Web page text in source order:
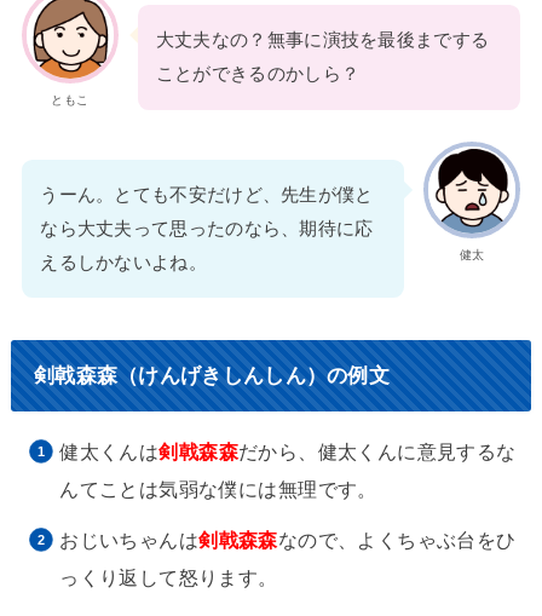
ともこ
大丈夫なの？無事に演技を最後までする
ことができるのかしら？
健太
うーん。とても不安だけど、先生が僕と
なら大丈夫って思ったのなら、期待に応
えるしかないよね。
剣戟森森（けんげきしんしん）の例文
健太くんは剣戟森森だから、健太くんに意見するな
んてことは気弱な僕には無理です。
おじいちゃんは剣戟森森なので、よくちゃぶ台をひ
っくり返して怒ります。